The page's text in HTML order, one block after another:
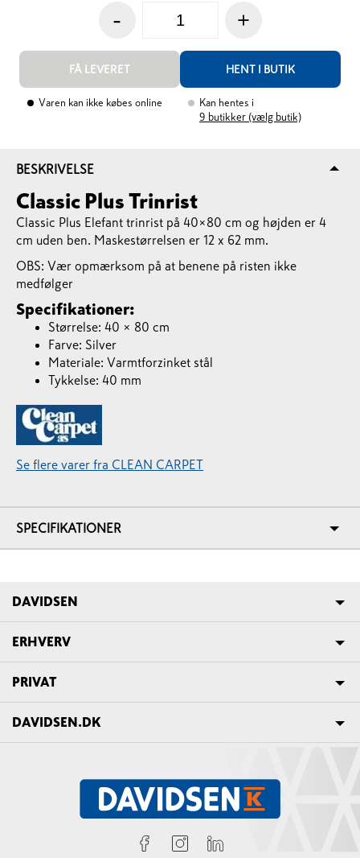
- +
FÅ LEVERET HENT I BUTIK
Varen kan ikke købes online
Kan hentes i
9 butikker (vælg butik)
BESKRIVELSE
Classic Plus Trinrist
Classic Plus Elefant trinrist på 40×80 cm og højden er 4
cm uden ben. Maskestørrelsen er 12 x 62 mm.
OBS: Vær opmærksom på at benene på risten ikke
medfølger
Specifikationer:
Størrelse: 40 × 80 cm
Farve: Silver
Materiale: Varmtforzinket stål
Tykkelse: 40 mm
Se flere varer fra CLEAN CARPET
SPECIFIKATIONER
DAVIDSEN
ERHVERV
PRIVAT
DAVIDSEN.DK